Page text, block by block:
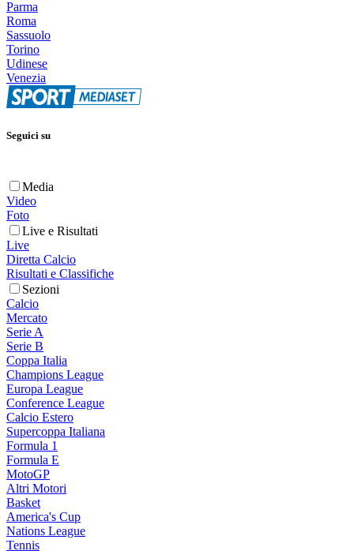
Parma
Roma
Sassuolo
Torino
Udinese
Venezia
Seguici su
Media
Video
Foto
Live e Risultati
Live
Diretta Calcio
Risultati e Classifiche
Sezioni
Calcio
Mercato
Serie A
Serie B
Coppa Italia
Champions League
Europa League
Conference League
Calcio Estero
Supercoppa Italiana
Formula 1
Formula E
MotoGP
Altri Motori
Basket
America's Cup
Nations League
Tennis